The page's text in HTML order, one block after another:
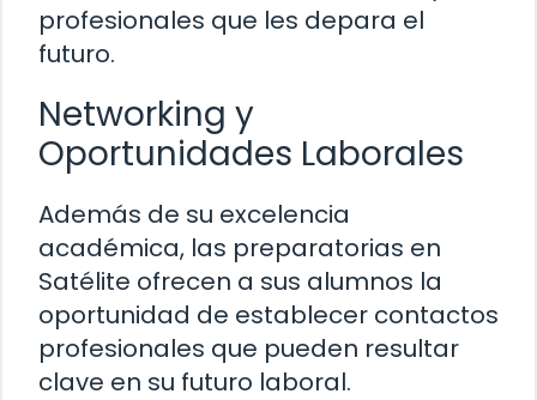
profesionales que les depara el
futuro.
Networking y
Oportunidades Laborales
Además de su excelencia
académica, las preparatorias en
Satélite ofrecen a sus alumnos la
oportunidad de establecer contactos
profesionales que pueden resultar
clave en su futuro laboral.